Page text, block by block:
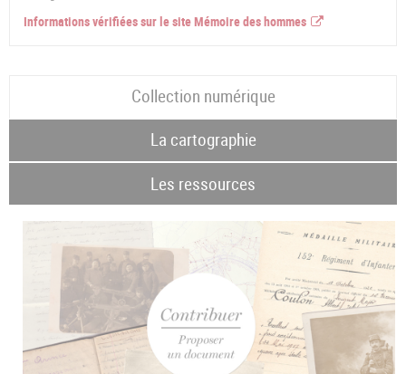
Informations vérifiées sur le site Mémoire des hommes
Collection numérique
La cartographie
Les ressources